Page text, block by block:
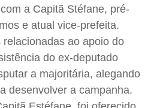
a Capitã Stéfane, pré-
e atual vice-prefeita.
ao apoio do
do ex-deputado
a majoritária, alegando
desenvolver a campanha.